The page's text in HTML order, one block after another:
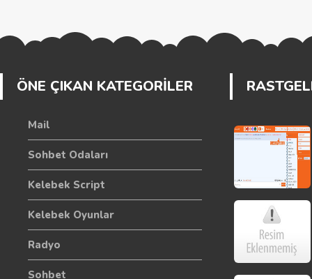
ÖNE ÇIKAN KATEGORİLER
Mail
Sohbet Odaları
Kelebek Script
Kelebek Oyunlar
Radyo
Sohbet